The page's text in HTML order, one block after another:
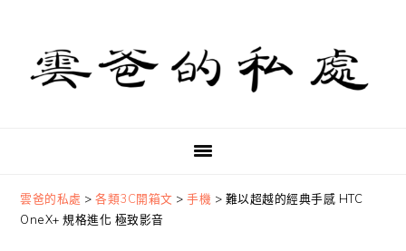
primary
navigation
content
primary
sidebar
雲爸的私處 >各類3C開箱文 >手機 > 難以超越的經典手感 HTC
OneX+ 規格進化 極致影音